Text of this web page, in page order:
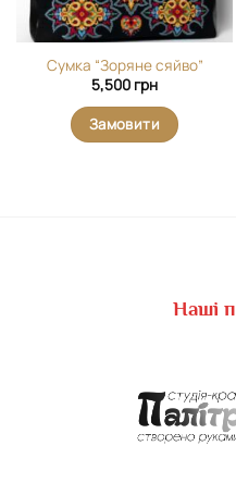
Сумка “Зоряне сяйво”
5,500 грн
Замовити
Наші